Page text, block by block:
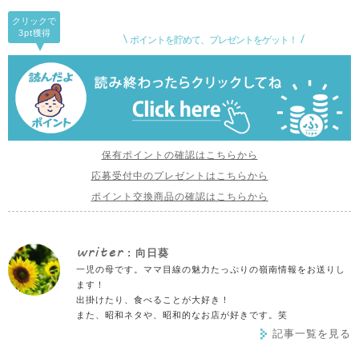
ポイントを貯めて、プレゼントをゲット！
クリックで
3pt獲得
保有ポイントの確認はこちらから
応募受付中のプレゼントはこちらから
ポイント交換商品の確認はこちらから
writer : 向日葵
一児の母です。ママ目線の魅力たっぷりの嶺南情報をお送りし
ます！
出掛けたり、食べることが大好き！
また、昭和ネタや、昭和的なお店が好きです。笑
記事一覧を見る